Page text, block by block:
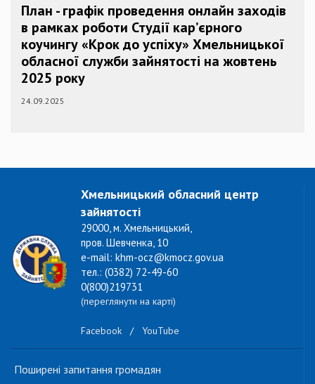
План - графік проведення онлайн заходів
в рамках роботи Студії кар’єрного
коучингу «Крок до успіху» Хмельницької
обласної служби зайнятості на жовтень
2025 року
24.09.2025
Хмельницький обласний центр
зайнятості
29000, м. Хмельницький,
пров. Шевченка, 10
e-mail: khm-ocz@kmocz.gov.ua
тел.: (0382) 72-49-60
0(800)219731
(переглянути на карті)
Facebook / YouTube
Поширені запитання громадян